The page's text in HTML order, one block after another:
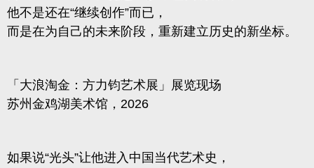
他不是还在“继续创作”而已，
而是在为自己的未来阶段，重新建立历史的新坐标。
「大浪淘金：方力钧艺术展」展览现场
苏州金鸡湖美术馆，2026
如果说“光头”让他进入中国当代艺术史，